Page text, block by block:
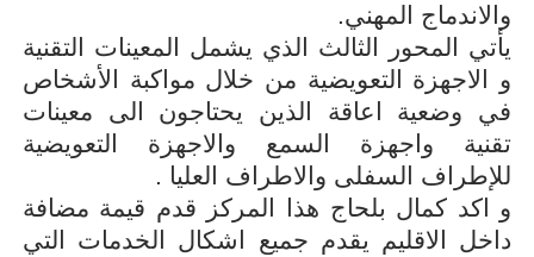
والاندماج المهني.
يأتي المحور الثالث الذي يشمل المعينات التقنية
و الاجهزة التعويضية من خلال مواكبة الأشخاص
في وضعية اعاقة الذين يحتاجون الى معينات
تقنية واجهزة السمع والاجهزة التعويضية
للإطراف السفلى والاطراف العليا .
و اكد كمال بلحاج هذا المركز قدم قيمة مضافة
داخل الاقليم يقدم جميع اشكال الخدمات التي